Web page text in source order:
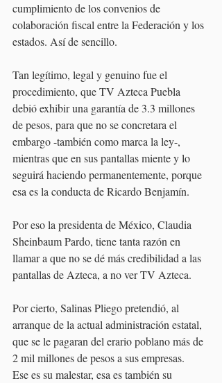
cumplimiento de los convenios de
colaboración fiscal entre la Federación y los
estados. Así de sencillo.
Tan legítimo, legal y genuino fue el
procedimiento, que TV Azteca Puebla
debió exhibir una garantía de 3.3 millones
de pesos, para que no se concretara el
embargo -también como marca la ley-,
mientras que en sus pantallas miente y lo
seguirá haciendo permanentemente, porque
esa es la conducta de Ricardo Benjamín.
Por eso la presidenta de México, Claudia
Sheinbaum Pardo, tiene tanta razón en
llamar a que no se dé más credibilidad a las
pantallas de Azteca, a no ver TV Azteca.
Por cierto, Salinas Pliego pretendió, al
arranque de la actual administración estatal,
que se le pagaran del erario poblano más de
2 mil millones de pesos a sus empresas.
Ese es su malestar, esa es también su